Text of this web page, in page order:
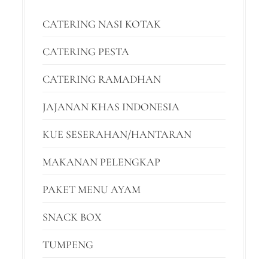
CATERING NASI KOTAK
CATERING PESTA
CATERING RAMADHAN
JAJANAN KHAS INDONESIA
KUE SESERAHAN/HANTARAN
MAKANAN PELENGKAP
PAKET MENU AYAM
SNACK BOX
TUMPENG